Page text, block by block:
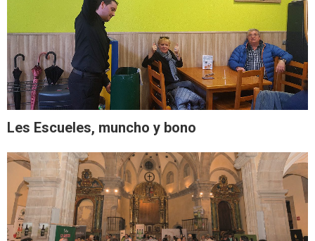
Les Escueles, muncho y bono